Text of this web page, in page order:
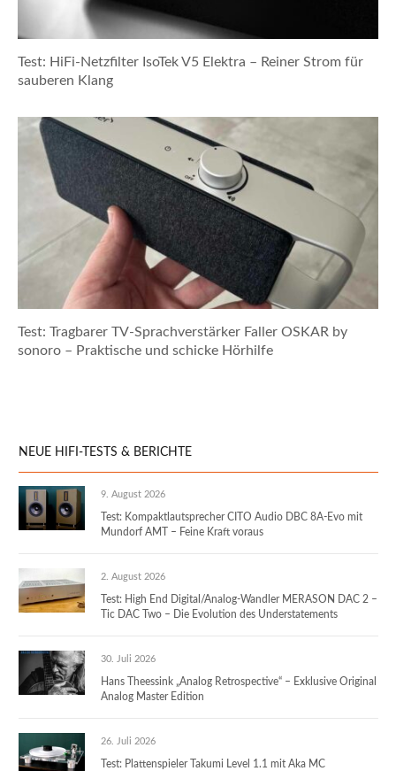
Test: HiFi-Netzfilter IsoTek V5 Elektra – Reiner Strom für
sauberen Klang
Test: Tragbarer TV-Sprachverstärker Faller OSKAR by
sonoro – Praktische und schicke Hörhilfe
NEUE HIFI-TESTS & BERICHTE
9. August 2026
Test: Kompaktlautsprecher CITO Audio DBC 8A-Evo mit
Mundorf AMT – Feine Kraft voraus
2. August 2026
Test: High End Digital/Analog-Wandler MERASON DAC 2 –
Tic DAC Two – Die Evolution des Understatements
30. Juli 2026
Hans Theessink „Analog Retrospective“ – Exklusive Original
Analog Master Edition
26. Juli 2026
Test: Plattenspieler Takumi Level 1.1 mit Aka MC